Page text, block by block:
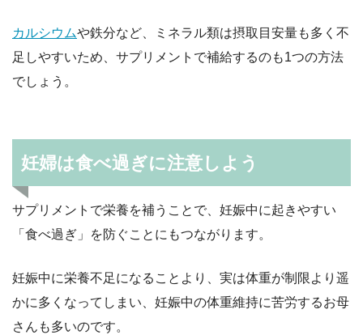
カルシウムや鉄分など、ミネラル類は摂取目安量も多く不
足しやすいため、サプリメントで補給するのも1つの方法
でしょう。
妊婦は食べ過ぎに注意しよう
サプリメントで栄養を補うことで、妊娠中に起きやすい
「食べ過ぎ」を防ぐことにもつながります。
妊娠中に栄養不足になることより、実は体重が制限より遥
かに多くなってしまい、妊娠中の体重維持に苦労するお母
さんも多いのです。